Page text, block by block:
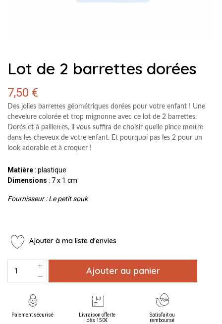
Lot de 2 barrettes dorées
7,50 €
Des jolies barrettes géométriques dorées pour votre enfant ! Une
chevelure colorée et trop mignonne avec ce lot de 2 barrettes.
Dorés et à paillettes, il vous suffira de choisir quelle pince mettre
dans les cheveux de votre enfant. Et pourquoi pas les 2 pour un
look adorable et à croquer !
Matière: plastique
Dimensions : 7 x 1 cm
Fournisseur : Le petit souk
Ajouter à ma liste d'envies
Ajouter au panier
Paiement sécurisé
Livraison offerte
dès 150€
Satisfait ou
remboursé